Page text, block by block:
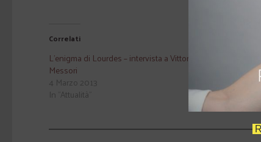
Correlati
L'enigma di Lourdes – intervista a Vittorio
Messori
4 Marzo 2013
In "Attualità"
Il bollino
etica
24 Aprile
In "Attualità"